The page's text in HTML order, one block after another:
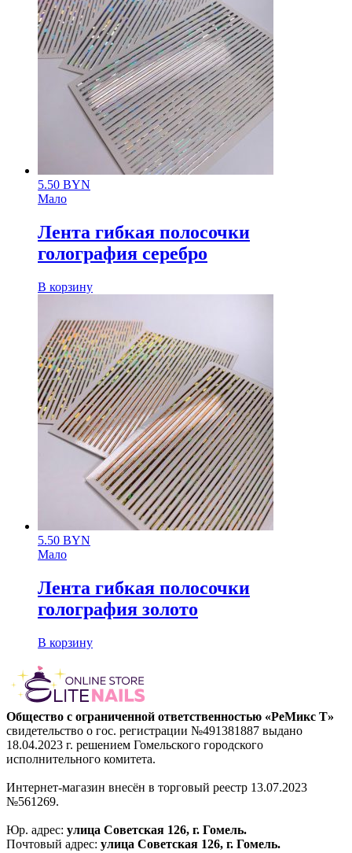
5.50 BYN
Мало
Лента гибкая полосочки
голография серебро
В корзину
5.50 BYN
Мало
Лента гибкая полосочки
голография золото
В корзину
Общество с ограниченной ответственностью «РеМикс Т»
свидетельство о гос. регистрации №491381887 выдано
18.04.2023 г. решением Гомельского городского
исполнительного комитета.
Интернет-магазин внесён в торговый реестр 13.07.2023
№561269.
Юр. адрес: улица Советская 126, г. Гомель.
Почтовый адрес: улица Советская 126, г. Гомель.